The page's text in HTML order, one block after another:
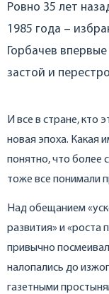
Ровно 35 лет
1985 года –
Горбачев
застой и
И все в стране, кто
новая эпоха. Какая
понятно, что более
тоже все понимали
Над обещанием
развития» и «роста
привычно
налопались до
газетными